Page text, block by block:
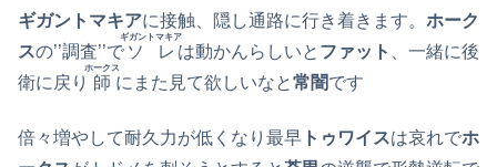
ギガントマキアに接触、隠し通路に行き着きます。 ホーク
スの’’調査’’で ソレ
ギガントマキア
は動かんらしいと ファット
、一緒に後
衛に戻り 師
ホークス
にまた見て欲しいなと常闇です
倍々増やして耐久力が低くなり最早 トゥワイスは哀れでホ